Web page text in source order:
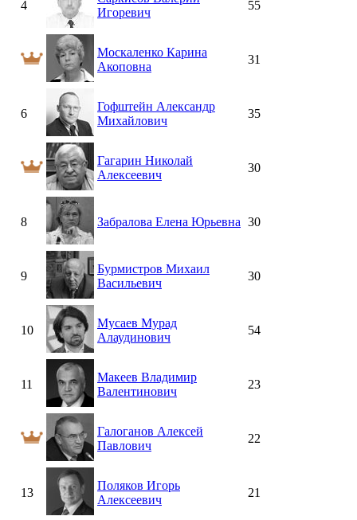
4
Игоревич
55
Москаленко Карина
Акоповна
31
6
Гофштейн Александр
Михайлович
35
Гагарин Николай
Алексеевич
30
8 Забралова Елена Юрьевна 30
9
Бурмистров Михаил
Васильевич
30
10
Мусаев Мурад
Алаудинович
54
11
Макеев Владимир
Валентинович
23
Галоганов Алексей
Павлович
22
13
Поляков Игорь
Алексеевич
21